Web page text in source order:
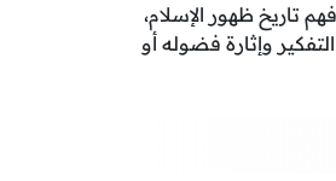
تاريخ ظهور الإسلام،
وإثارة فضوله أو